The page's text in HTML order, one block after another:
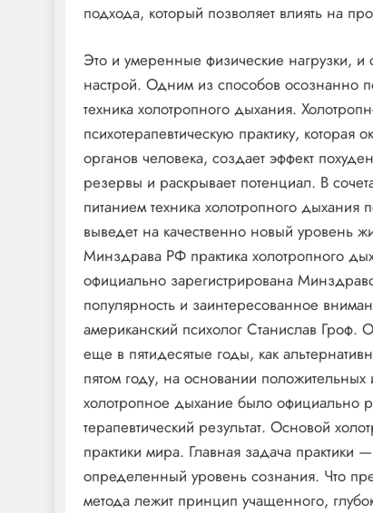
подхода, который позволяет влиять на
Это и умеренные физические нагрузки,
настрой. Одним из способов осознанно
техника холотропного дыхания.
психотерапевтическую практику, которая
органов человека, создает эффект
резервы и раскрывает потенциал. В
питанием техника холотропного дыхания
выведет на качественно новый уровень
Минздрава РФ практика холотропного
официально зарегистрирована
популярность и заинтересованное
американский психолог Станислав
еще в пятидесятые годы, как
пятом году, на основании
холотропное дыхание было официально
терапевтический результат. Основой
практики мира. Главная задача
определенный уровень сознания. Что
метода лежит принцип учащенного,